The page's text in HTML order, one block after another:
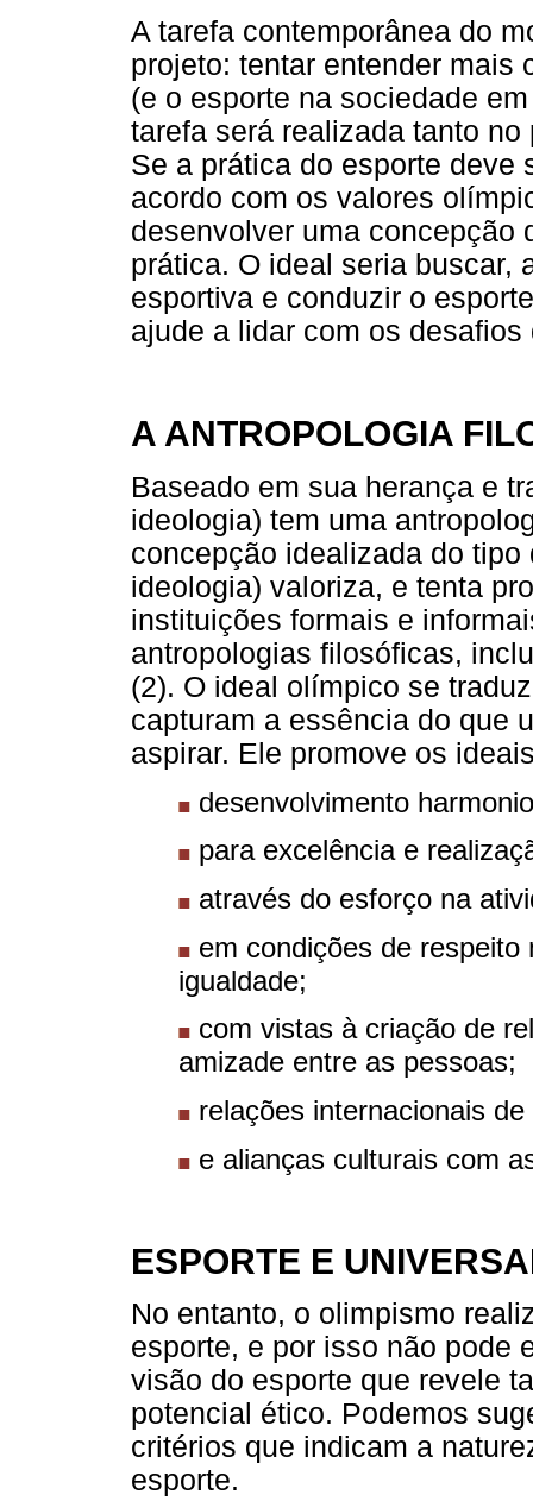
A tarefa contemporânea do
projeto: tentar entender mais
(e o esporte na sociedade
tarefa será realizada tanto
Se a prática do esporte deve
acordo com os valores
desenvolver uma concepção
prática. O ideal seria buscar,
esportiva e conduzir o
ajude a lidar com os desafios
A ANTROPOLOGIA
Baseado em sua herança e
ideologia) tem uma
concepção idealizada do
ideologia) valoriza, e tenta
instituições formais e
antropologias filosóficas,
(2). O ideal olímpico se
capturam a essência do que
aspirar. Ele promove os
desenvolvimento
para excelência e
através do esforço na
em condições de
igualdade;
com vistas à criação de
amizade entre as pessoas;
relações internacionais
e alianças culturais com
ESPORTE E
No entanto, o olimpismo
esporte, e por isso não pode
visão do esporte que revele
potencial ético. Podemos
critérios que indicam a
esporte.